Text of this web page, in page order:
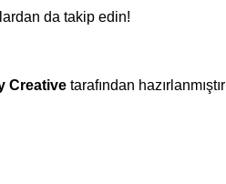
da takip edin!
Creative tarafından hazırlanmıştır